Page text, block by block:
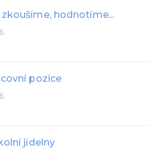
hodnotíme...
pozice
jídelny